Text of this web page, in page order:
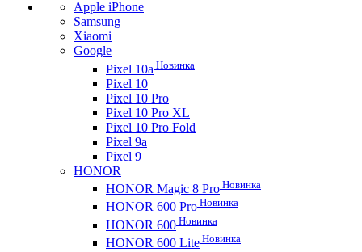
Apple iPhone
Samsung
Xiaomi
Google
Pixel 10a Новинка
Pixel 10
Pixel 10 Pro
Pixel 10 Pro XL
Pixel 10 Pro Fold
Pixel 9a
Pixel 9
HONOR
HONOR Magic 8 Pro Новинка
HONOR 600 Pro Новинка
HONOR 600 Новинка
HONOR 600 Lite Новинка